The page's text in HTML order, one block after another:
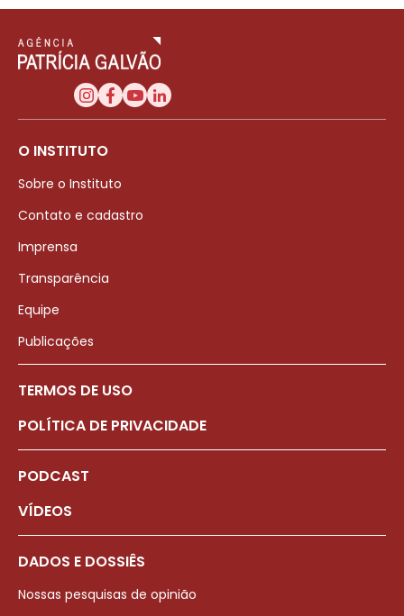
O INSTITUTO
Sobre o Instituto
Contato e cadastro
Imprensa
Transparência
Equipe
Publicações
TERMOS DE USO
POLÍTICA DE PRIVACIDADE
PODCAST
VÍDEOS
DADOS E DOSSIÊS
Nossas pesquisas de opinião